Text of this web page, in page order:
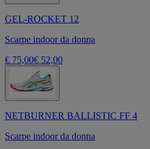
GEL-ROCKET 12
Scarpe indoor da donna
€ 75,00€ 52,00
NETBURNER BALLISTIC FF 4
Scarpe indoor da donna